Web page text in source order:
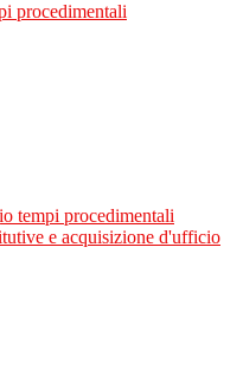
procedimentali
tempi procedimentali
e acquisizione d'ufficio